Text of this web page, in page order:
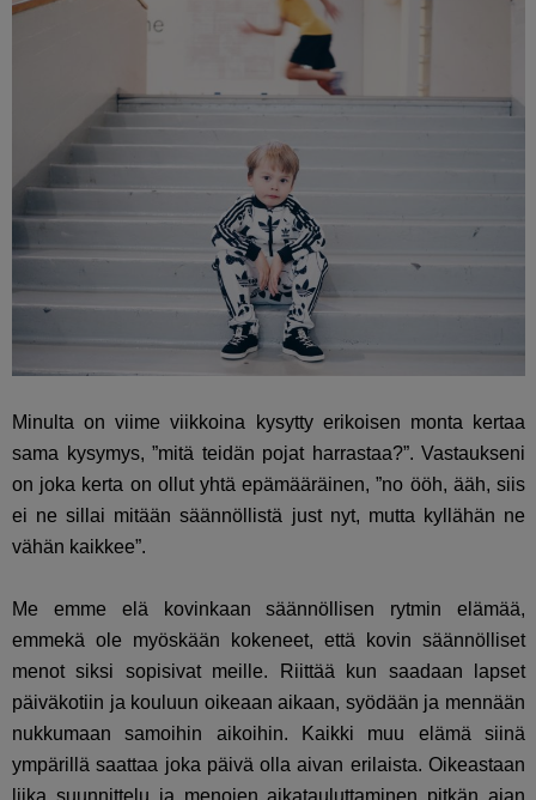
Minulta on viime viikkoina kysytty erikoisen monta kertaa
sama kysymys, ”mitä teidän pojat harrastaa?”. Vastaukseni
on joka kerta on ollut yhtä epämääräinen, ”no ööh, ääh, siis
ei ne sillai mitään säännöllistä just nyt, mutta kyllähän ne
vähän kaikkee”.
Me emme elä kovinkaan säännöllisen rytmin elämää,
emmekä ole myöskään kokeneet, että kovin säännölliset
menot siksi sopisivat meille. Riittää kun saadaan lapset
päiväkotiin ja kouluun oikeaan aikaan, syödään ja mennään
nukkumaan samoihin aikoihin. Kaikki muu elämä siinä
ympärillä saattaa joka päivä olla aivan erilaista. Oikeastaan
liika suunnittelu ja menojen aikatauluttaminen pitkän ajan